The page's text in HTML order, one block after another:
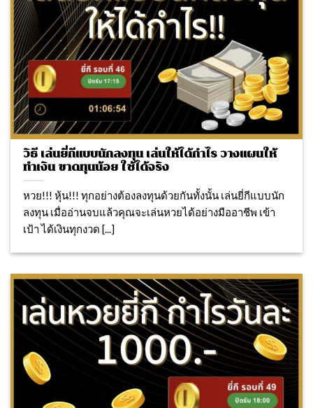
วิธี เล่นยี่กีแบบนักลงทุน เล่นให้ได้กำไร วางแผนให้
ทำเงิน ขาดทุนน้อย ใช้ได้จริง
หวย!!! หุ้น!!! ทุกอย่างต้องลงทุนด้วยกันทั้งนั้น เล่นยี่กีแบบนัก
ลงทุน เมื่ออ่านจบแล้วคุณจะเล่นหวยได้อย่างมืออาชีพ เข้า
เป้า ได้เงินทุกงวด [...]